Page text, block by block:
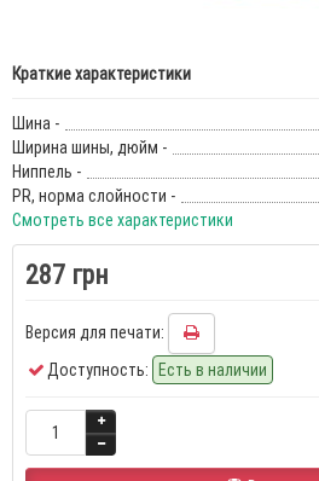
Краткие характеристики
Шина -
Ширина шины, дюйм -
Ниппель -
PR, норма слойности -
Смотреть все характеристики
287 грн
Версия для печати:
Доступность: Есть в наличии